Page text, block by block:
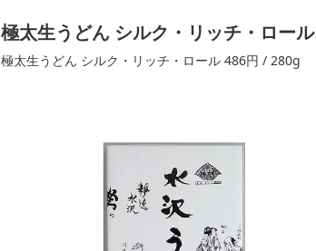
極太生うどん シルク・リッチ・ロール
極太生うどん シルク・リッチ・ロール 486円 / 280g